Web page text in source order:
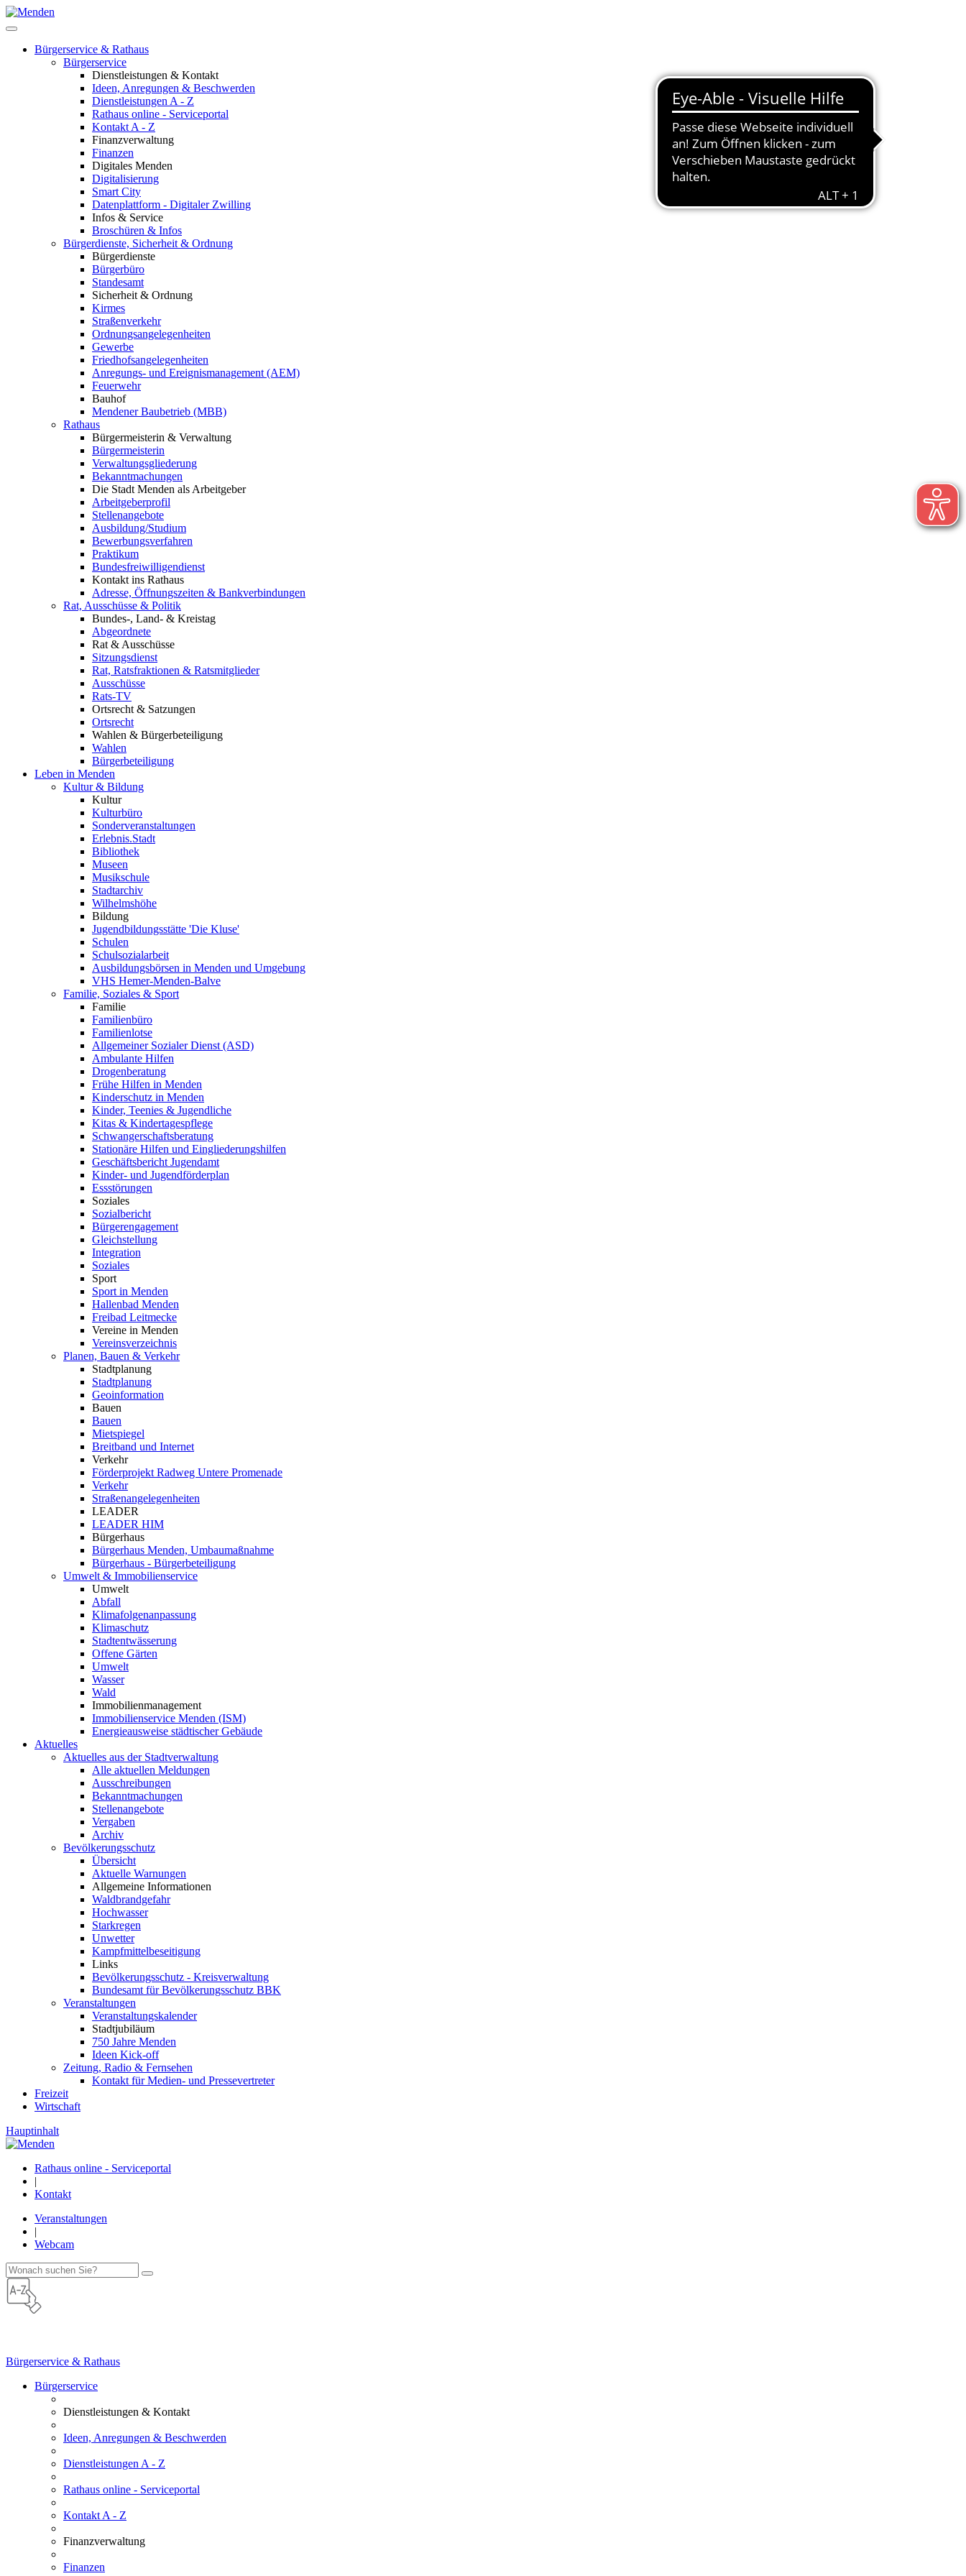
Bürgerservice & Rathaus
Bürgerservice
Dienstleistungen & Kontakt
Ideen, Anregungen & Beschwerden
Dienstleistungen A - Z
Rathaus online - Serviceportal
Kontakt A - Z
Finanzverwaltung
Finanzen
Digitales Menden
Digitalisierung
Smart City
Datenplattform - Digitaler Zwilling
Infos & Service
Broschüren & Infos
Bürgerdienste, Sicherheit & Ordnung
Bürgerdienste
Bürgerbüro
Standesamt
Sicherheit & Ordnung
Kirmes
Straßenverkehr
Ordnungsangelegenheiten
Gewerbe
Friedhofsangelegenheiten
Anregungs- und Ereignismanagement (AEM)
Feuerwehr
Bauhof
Mendener Baubetrieb (MBB)
Rathaus
Bürgermeisterin & Verwaltung
Bürgermeisterin
Verwaltungsgliederung
Bekanntmachungen
Die Stadt Menden als Arbeitgeber
Arbeitgeberprofil
Stellenangebote
Ausbildung/Studium
Bewerbungsverfahren
Praktikum
Bundesfreiwilligendienst
Kontakt ins Rathaus
Adresse, Öffnungszeiten & Bankverbindungen
Rat, Ausschüsse & Politik
Bundes-, Land- & Kreistag
Abgeordnete
Rat & Ausschüsse
Sitzungsdienst
Rat, Ratsfraktionen & Ratsmitglieder
Ausschüsse
Rats-TV
Ortsrecht & Satzungen
Ortsrecht
Wahlen & Bürgerbeteiligung
Wahlen
Bürgerbeteiligung
Leben in Menden
Kultur & Bildung
Kultur
Kulturbüro
Sonderveranstaltungen
Erlebnis.Stadt
Bibliothek
Museen
Musikschule
Stadtarchiv
Wilhelmshöhe
Bildung
Jugendbildungsstätte 'Die Kluse'
Schulen
Schulsozialarbeit
Ausbildungsbörsen in Menden und Umgebung
VHS Hemer-Menden-Balve
Familie, Soziales & Sport
Familie
Familienbüro
Familienlotse
Allgemeiner Sozialer Dienst (ASD)
Ambulante Hilfen
Drogenberatung
Frühe Hilfen in Menden
Kinderschutz in Menden
Kinder, Teenies & Jugendliche
Kitas & Kindertagespflege
Schwangerschaftsberatung
Stationäre Hilfen und Eingliederungshilfen
Geschäftsbericht Jugendamt
Kinder- und Jugendförderplan
Essstörungen
Soziales
Sozialbericht
Bürgerengagement
Gleichstellung
Integration
Soziales
Sport
Sport in Menden
Hallenbad Menden
Freibad Leitmecke
Vereine in Menden
Vereinsverzeichnis
Planen, Bauen & Verkehr
Stadtplanung
Stadtplanung
Geoinformation
Bauen
Bauen
Mietspiegel
Breitband und Internet
Verkehr
Förderprojekt Radweg Untere Promenade
Verkehr
Straßenangelegenheiten
LEADER
LEADER HIM
Bürgerhaus
Bürgerhaus Menden, Umbaumaßnahme
Bürgerhaus - Bürgerbeteiligung
Umwelt & Immobilienservice
Umwelt
Abfall
Klimafolgenanpassung
Klimaschutz
Stadtentwässerung
Offene Gärten
Umwelt
Wasser
Wald
Immobilienmanagement
Immobilienservice Menden (ISM)
Energieausweise städtischer Gebäude
Aktuelles
Aktuelles aus der Stadtverwaltung
Alle aktuellen Meldungen
Ausschreibungen
Bekanntmachungen
Stellenangebote
Vergaben
Archiv
Bevölkerungsschutz
Übersicht
Aktuelle Warnungen
Allgemeine Informationen
Waldbrandgefahr
Hochwasser
Starkregen
Unwetter
Kampfmittelbeseitigung
Links
Bevölkerungsschutz - Kreisverwaltung
Bundesamt für Bevölkerungsschutz BBK
Veranstaltungen
Veranstaltungskalender
Stadtjubiläum
750 Jahre Menden
Ideen Kick-off
Zeitung, Radio & Fernsehen
Kontakt für Medien- und Pressevertreter
Freizeit
Wirtschaft
Hauptinhalt
Rathaus online - Serviceportal
|
Kontakt
Veranstaltungen
|
Webcam
Bürgerservice & Rathaus
Bürgerservice
Dienstleistungen & Kontakt
Ideen, Anregungen & Beschwerden
Dienstleistungen A - Z
Rathaus online - Serviceportal
Kontakt A - Z
Finanzverwaltung
Finanzen